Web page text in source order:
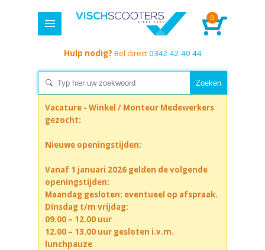
0
Hulp nodig? Bel direct0342 42 40 44
Vacature - Winkel / Monteur Medewerkers
gezocht:
Nieuwe openingstijden:
Vanaf 1 januari 2026 gelden de volgende
openingstijden:
Maandag gesloten: eventueel op afspraak.
Dinsdag t/m vrijdag:
09.00 – 12.00 uur
12.00 – 13.00 uur gesloten i.v.m.
lunchpauze